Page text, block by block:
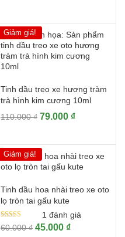
99.000 ₫.là:
79.000 ₫.
Giảm giá!
Tinh dầu treo xe hương tràm
trà hình kim cương 10ml
110.000₫ Giá
110.000 ₫.
79.000 ₫Giá
là:
79.000 ₫.
Giảm giá!
Tinh dầu hoa nhài treo xe oto
lọ tròn tai gấu kute
Được xếp
hạng
1 đánh giá
60.000₫ Giá
45.000 ₫Giá